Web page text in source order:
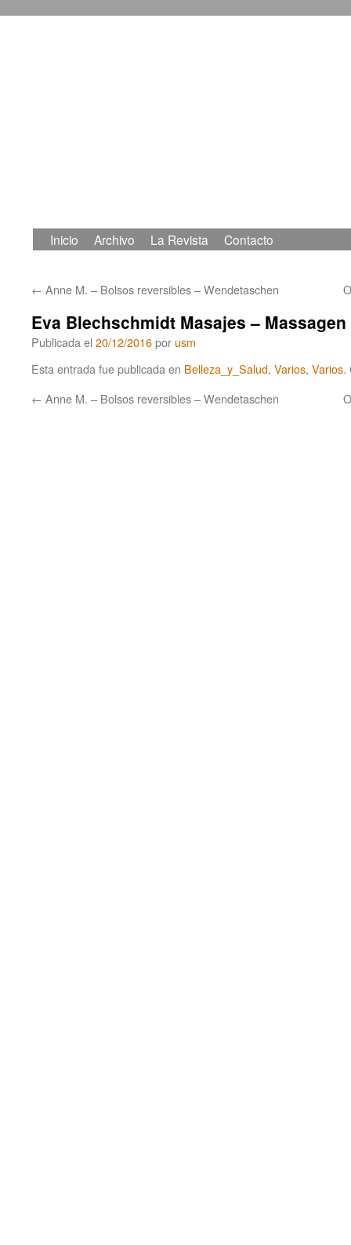
Saltar
Inicio Archivo La Revista Contacto
← Anne M. – Bolsos reversibles – Wendetaschen
Eva Blechschmidt Masajes – Massagen
Publicada el 20/12/2016por usm
Esta entrada fue publicada en Belleza_y_Salud, Varios, Varios.
← Anne M. – Bolsos reversibles – Wendetaschen